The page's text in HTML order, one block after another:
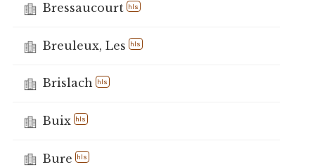
Bressaucourt hls
Breuleux, Les hls
Brislach hls
Buix hls
Bure hls